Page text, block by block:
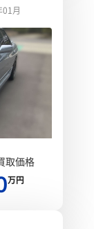
月
取価格
万円